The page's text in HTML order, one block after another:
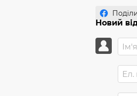
Новий